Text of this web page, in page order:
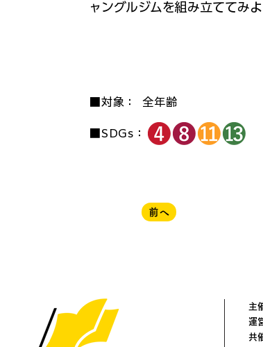
ャングルジムを組み立ててみよ
■対象： 全年齢
■SDGs：
前へ
主
運
共